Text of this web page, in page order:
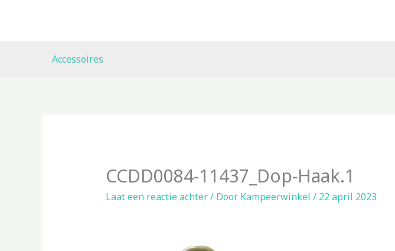
Accessoires
CCDD0084-11437_Dop-Haak.1
Laat een reactie achter/ Door Kampeerwinkel / 22 april 2023